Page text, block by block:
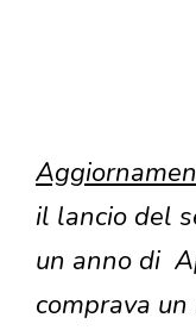
il lancio del
un anno di
comprava un